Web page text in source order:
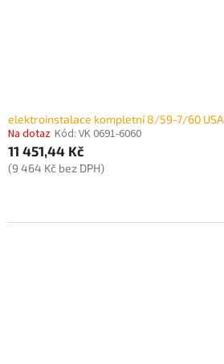
elektroinstalace kompletní 8/59-7/60 USA
Na dotaz Kód: VK 0691-6060
11 451,44 Kč
(9 464 Kč bez DPH)